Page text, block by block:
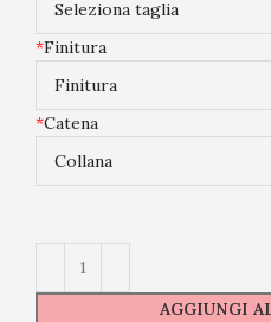
*Finitura
*Catena
AGGIUNGI